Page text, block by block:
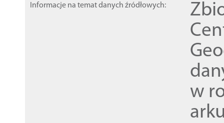
Informacje na temat danych źródłowych:
w